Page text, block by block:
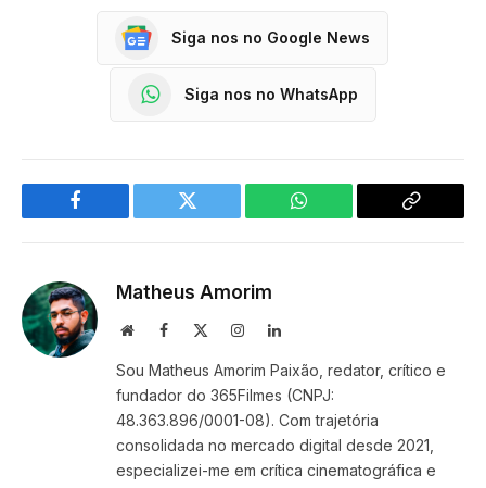
Siga nos no Google News
Siga nos no WhatsApp
Facebook Twitter WhatsApp
Copy
Matheus Amorim
WebsiteFacebook InstagramLinkedIn
Sou Matheus Amorim Paixão, redator, crítico e
fundador do 365Filmes (CNPJ:
48.363.896/0001-08). Com trajetória
consolidada no mercado digital desde 2021,
especializei-me em crítica cinematográfica e